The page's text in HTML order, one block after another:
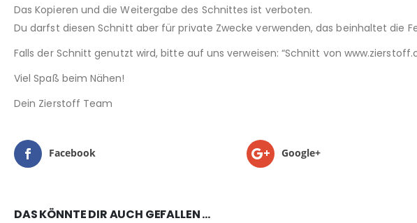
Das Kopieren und die Weitergabe des Schnittes ist verboten.
Du darfst diesen Schnitt aber für private Zwecke verwenden, das beinhaltet die
Falls der Schnitt genutzt wird, bitte auf uns verweisen: “Schnitt von
Viel Spaß beim Nähen!
Dein Zierstoff Team
Facebook Google+
DAS KÖNNTE DIR AUCH GEFALLEN …